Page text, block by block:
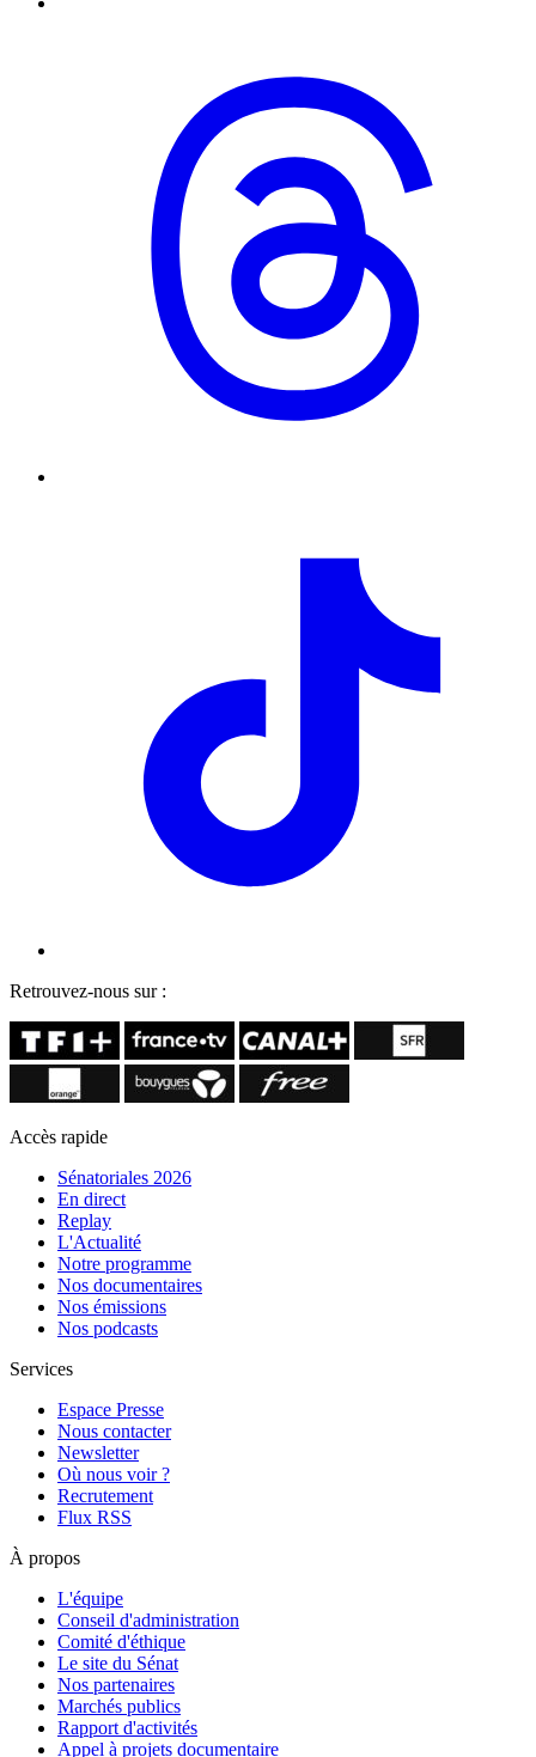
Retrouvez-nous sur :
Accès rapide
Sénatoriales 2026
En direct
Replay
L'Actualité
Notre programme
Nos documentaires
Nos émissions
Nos podcasts
Services
Espace Presse
Nous contacter
Newsletter
Où nous voir ?
Recrutement
Flux RSS
À propos
L'équipe
Conseil d'administration
Comité d'éthique
Le site du Sénat
Nos partenaires
Marchés publics
Rapport d'activités
Appel à projets documentaire